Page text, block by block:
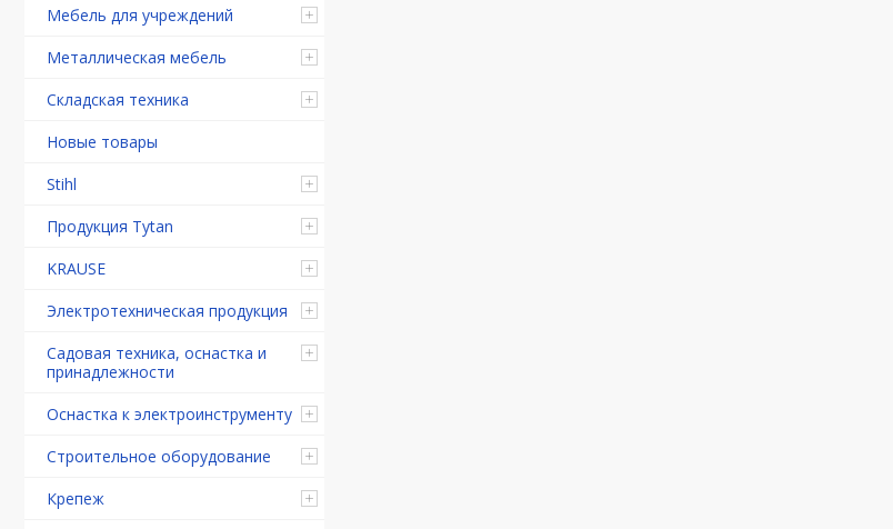
Мебель для учреждений
Металлическая мебель
Складская техника
Новые товары
Stihl
Продукция Tytan
KRAUSE
Электротехническая продукция
Садовая техника, оснастка и
принадлежности
Оснастка к электроинструменту
Строительное оборудование
Крепеж